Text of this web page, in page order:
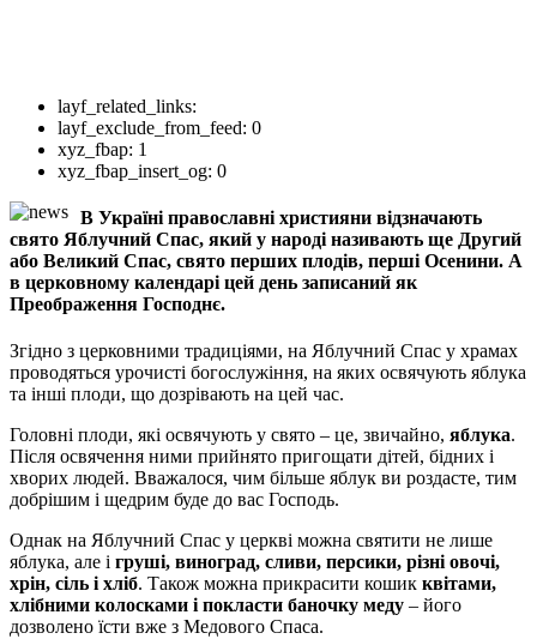
layf_related_links:
layf_exclude_from_feed: 0
xyz_fbap: 1
xyz_fbap_insert_og: 0
В Україні православні християни відзначають
свято Яблучний Спас, який у народі називають ще Другий
або Великий Спас, свято перших плодів, перші Осенини. А
в церковному календарі цей день записаний як
Преображення Господнє.
Згідно з церковними традиціями, на Яблучний Спас у храмах
проводяться урочисті богослужіння, на яких освячують яблука
та інші плоди, що дозрівають на цей час.
Головні плоди, які освячують у свято – це, звичайно, яблука.
Після освячення ними прийнято пригощати дітей, бідних і
хворих людей. Вважалося, чим більше яблук ви роздасте, тим
добрішим і щедрим буде до вас Господь.
Однак на Яблучний Спас у церкві можна святити не лише
яблука, але і груші, виноград, сливи, персики, різні овочі,
хрін, сіль і хліб. Також можна прикрасити кошик квітами,
хлібними колосками і покласти баночку меду – його
дозволено їсти вже з Медового Спаса.